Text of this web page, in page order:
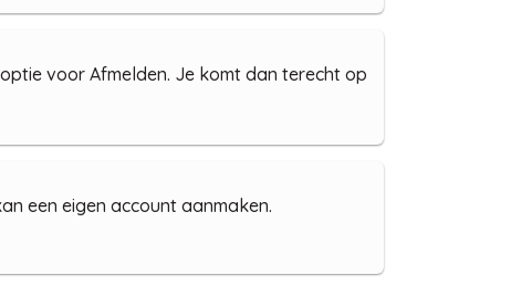
voor Afmelden. Je komt dan terecht op
een eigen account aanmaken.